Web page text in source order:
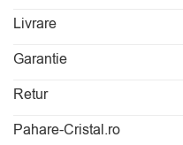
Livrare
Garantie
Retur
Pahare-Cristal.ro